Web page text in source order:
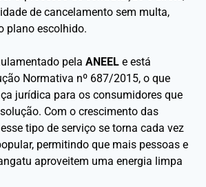
de cancelamento sem multa,
plano escolhido.
pelaANEEL e está
Normativa nº 687/2015, o que
jurídica para os consumidores que
Com o crescimento das
tipo de serviço se torna cada vez
permitindo que mais pessoas e
aproveitem uma energia limpa